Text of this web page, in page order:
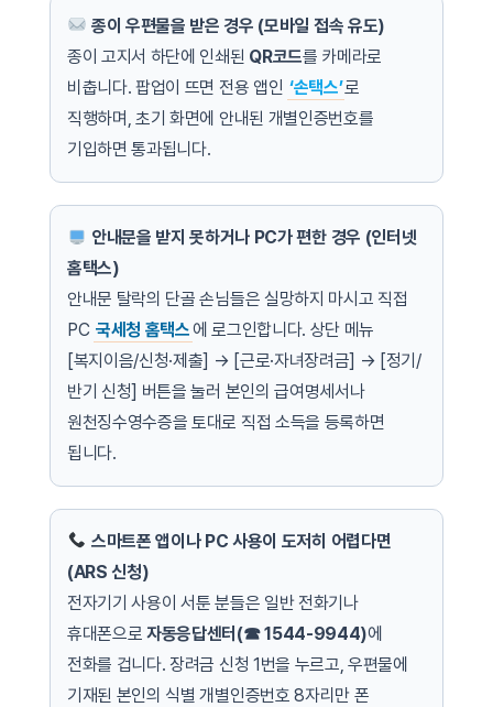
종이 우편물을 받은 경우 (모바일 접속 유도)
종이 고지서 하단에 인쇄된 QR코드를 카메라로
비춥니다. 팝업이 뜨면 전용 앱인 ‘손택스’로
직행하며, 초기 화면에 안내된 개별인증번호를
기입하면 통과됩니다.
안내문을 받지 못하거나 PC가 편한 경우 (인터넷
홈택스)
안내문 탈락의 단골 손님들은 실망하지 마시고 직접
PC 국세청 홈택스에 로그인합니다. 상단 메뉴
[복지이음/신청·제출] → [근로·자녀장려금] → [정기/
반기 신청] 버튼을 눌러 본인의 급여명세서나
원천징수영수증을 토대로 직접 소득을 등록하면
됩니다.
스마트폰 앱이나 PC 사용이 도저히 어렵다면
(ARS 신청)
전자기기 사용이 서툰 분들은 일반 전화기나
휴대폰으로자동응답센터(☎ 1544-9944)에
전화를 겁니다. 장려금 신청 1번을 누르고, 우편물에
기재된 본인의 식별 개별인증번호 8자리만 폰